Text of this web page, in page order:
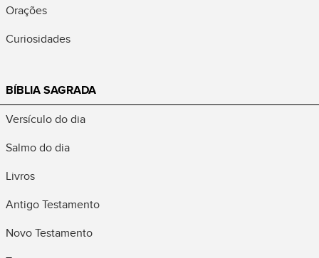
Orações
Curiosidades
BÍBLIA SAGRADA
Versículo do dia
Salmo do dia
Livros
Antigo Testamento
Novo Testamento